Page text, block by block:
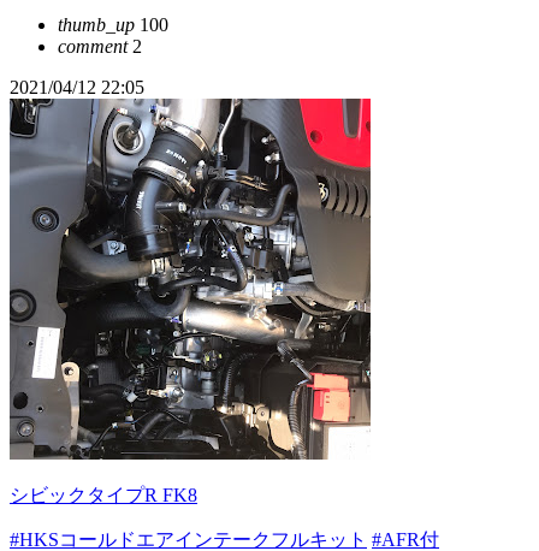
thumb_up 100
comment2
2021/04/12 22:05
シビックタイプR FK8
#HKSコールドエアインテークフルキット #AFR付